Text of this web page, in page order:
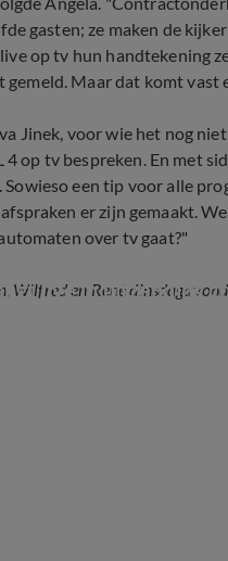
gasten; ze maken de
op tv hun handtekening
Maar dat komt vast
Jinek, voor wie het nog
op tv bespreken. En met
een tip voor alle
er zijn gemaakt.
over tv gaat?"
Wilfred en René
live in uitzending